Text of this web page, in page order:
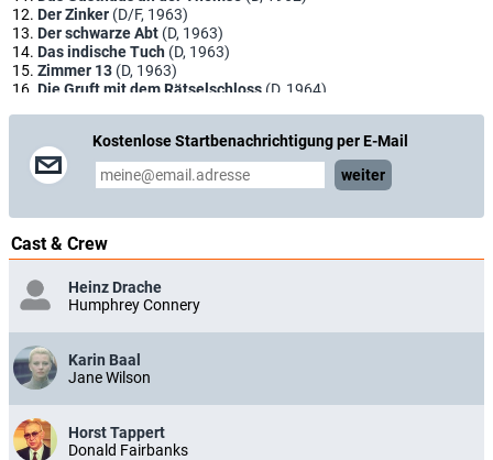
Der Zinker (D/F, 1963)
Der schwarze Abt (D, 1963)
Das indische Tuch (D, 1963)
Zimmer 13 (D, 1963)
Die Gruft mit dem Rätselschloss (D, 1964)
Neues vom Hexer(D, 1965)
Der unheimliche Mönch(D, 1965)
Der Bucklige von Soho(D, 1966)
Die blaue Hand(D, 1967)
Der Mönch mit der Peitsche
Der Hund von Blackwood Castle(D, 1967)
Der Gorilla von Soho
Der Mann mit dem Glasauge
Das Gesicht im Dunkeln(I/D, 1969)
Die Tote aus der Themse
Das Geheimnis der grünen Stecknadel
Das Rätsel des silbernen Halbmonds
Kostenlose Startbenachrichtigung per E-Mail
weiter
Cast & Crew
Heinz Drache
Humphrey Connery
Karin Baal
Jane Wilson
Horst Tappert
Donald Fairbanks